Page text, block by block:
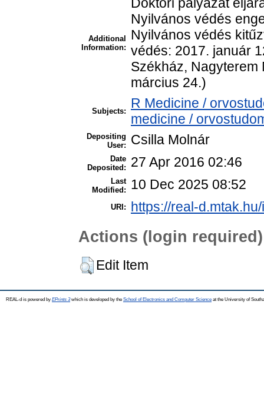
Additional
Information:
Nyilvános védés
Nyilvános védés
védés: 2017. január
Székház, Nagyterem
március 24.)
Subjects:
R Medicine /
medicine /
Depositing
User:
Csilla Molnár
Date
Deposited:
27 Apr 2016 02:46
Last
Modified:
10 Dec 2025 08:52
URI: https://real-
Actions (login required)
Edit Item
REAL-d is powered by EPrints 3which is developed by the School of Electronics and Computer Science at the University of